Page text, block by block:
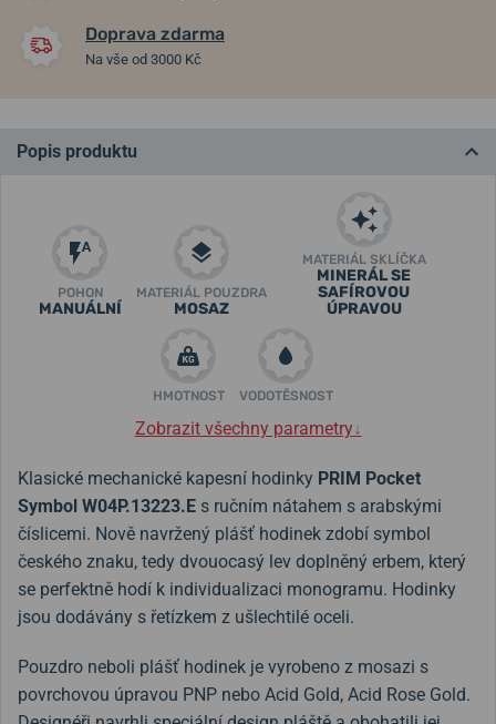
Doprava zdarma
Na vše od 3000 Kč
Popis produktu
POHON
MANUÁLNÍ
MATERIÁL POUZDRA
MOSAZ
MATERIÁL SKLÍČKA
MINERÁL SE
SAFÍROVOU
ÚPRAVOU
HMOTNOST VODOTĚSNOST
Zobrazit všechny parametry↓
Klasické mechanické kapesní hodinky PRIM Pocket
Symbol W04P.13223.E s ručním nátahem s arabskými
číslicemi. Nově navržený plášť hodinek zdobí symbol
českého znaku, tedy dvouocasý lev doplněný erbem, který
se perfektně hodí k individualizaci monogramu. Hodinky
jsou dodávány s řetízkem z ušlechtilé oceli.
Pouzdro neboli plášť hodinek je vyrobeno z mosazi s
povrchovou úpravou PNP nebo Acid Gold, Acid Rose Gold.